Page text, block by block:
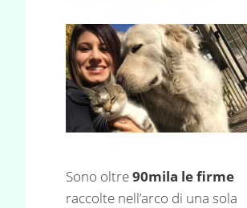
Sono oltre90mila le firme
raccolte nell’arco di una sola